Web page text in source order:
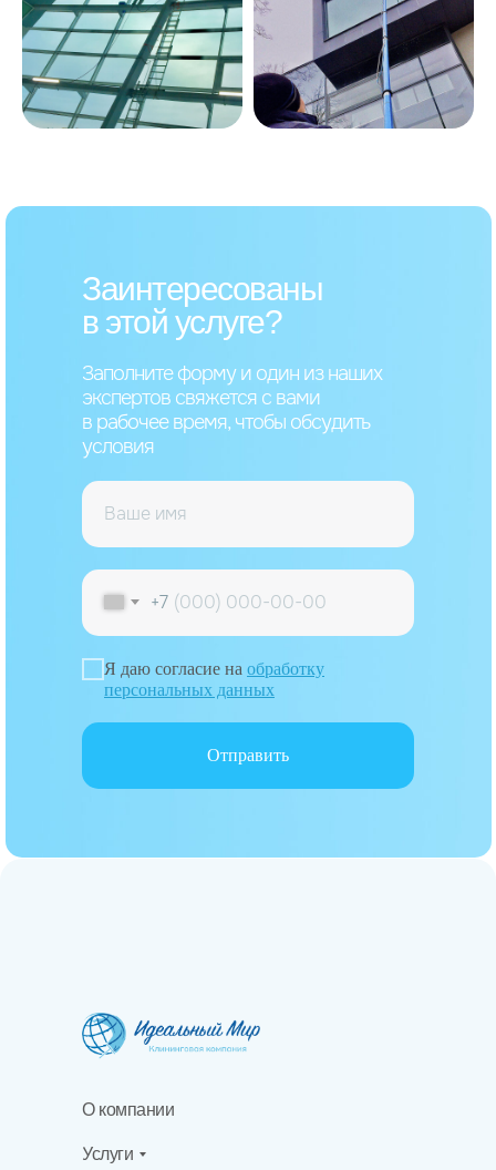
Заинтересованы
в этой услуге?
Заполните форму и один из наших
экспертов свяжется с вами
в рабочее время, чтобы обсудить
условия
+7
Я даю согласие на обработку
персональных данных
Отправить
Услуги
О компании